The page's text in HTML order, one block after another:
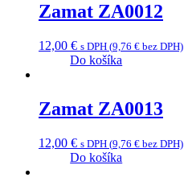
Zamat ZA0012
12,00 € s DPH (9,76 € bez DPH)
Do košíka
Zamat ZA0013
12,00 € s DPH (9,76 € bez DPH)
Do košíka